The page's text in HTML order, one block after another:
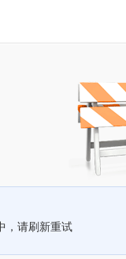
，请刷新重试